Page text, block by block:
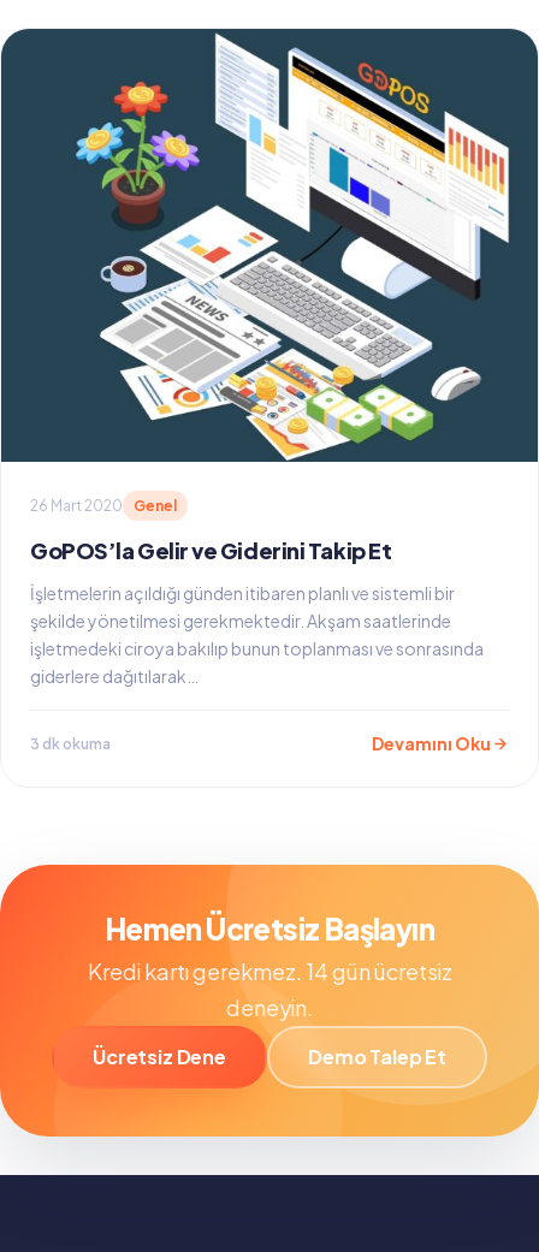
26 Mart 2020 Genel
GoPOS’la Gelir ve Giderini Takip Et
İşletmelerin açıldığı günden itibaren planlı ve sistemli bir
şekilde yönetilmesi gerekmektedir. Akşam saatlerinde
işletmedeki ciroya bakılıp bunun toplanması ve sonrasında
giderlere dağıtılarak…
3 dk okuma Devamını Oku
Hemen Ücretsiz Başlayın
Kredi kartı gerekmez. 14 gün ücretsiz
deneyin.
Ücretsiz Dene Demo Talep Et